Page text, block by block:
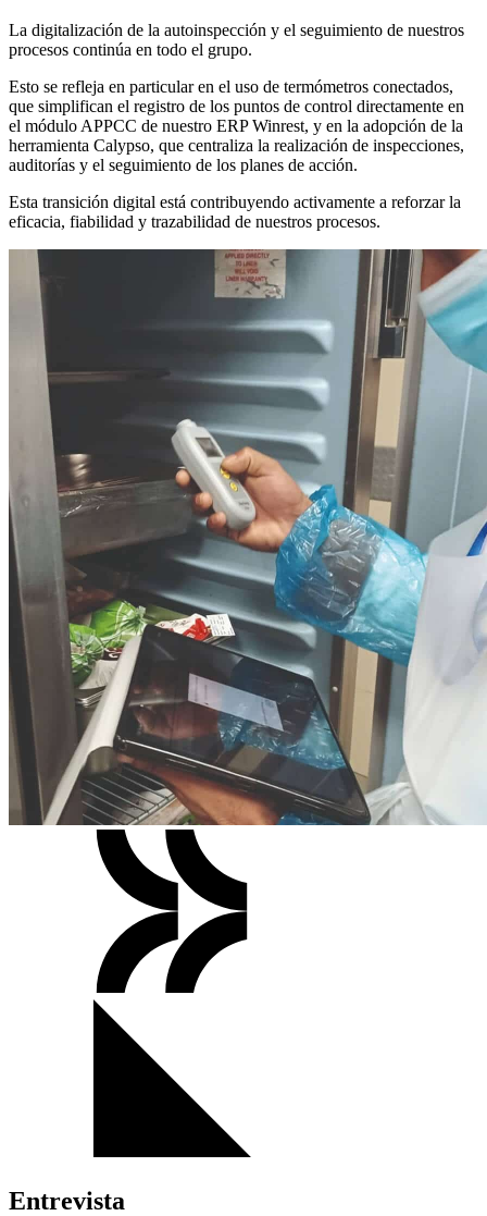
La digitalización de la autoinspección y el seguimiento de nuestros
procesos continúa en todo el grupo.
Esto se refleja en particular en el uso de termómetros conectados,
que simplifican el registro de los puntos de control directamente en
el módulo APPCC de nuestro ERP Winrest, y en la adopción de la
herramienta Calypso, que centraliza la realización de inspecciones,
auditorías y el seguimiento de los planes de acción.
Esta transición digital está contribuyendo activamente a reforzar la
eficacia, fiabilidad y trazabilidad de nuestros procesos.
Entrevista